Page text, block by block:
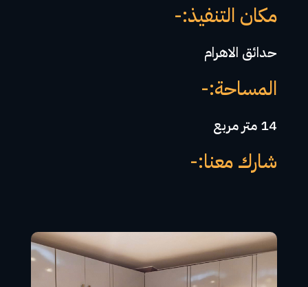
مكان التنفيذ:-
حدائق الاهرام
المساحة:-
14 متر مربع
شارك معنا:-